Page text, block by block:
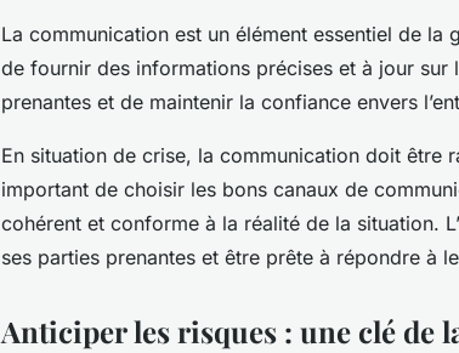
La communication est un élément essentiel de la
de fournir des informations précises et à jour sur
prenantes et de maintenir la confiance envers
En situation de crise, la communication doit être
important de choisir les bons canaux de
cohérent et conforme à la réalité de la situation.
ses parties prenantes et être prête à répondre à
Anticiper les risques : une clé de